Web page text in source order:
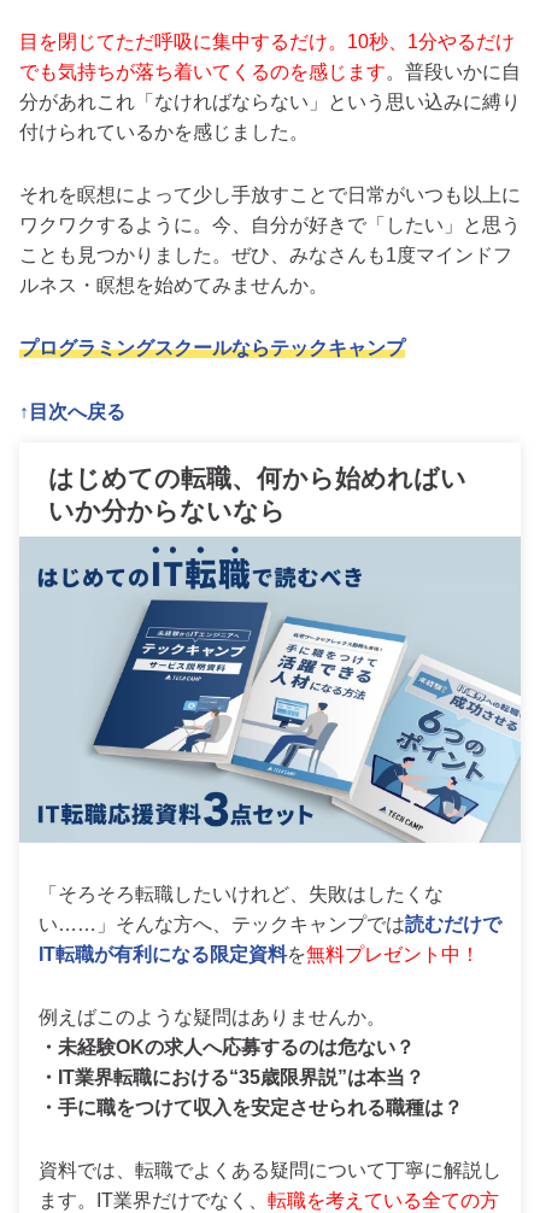
目を閉じてただ呼吸に集中するだけ。10秒、1分やるだけ
でも気持ちが落ち着いてくるのを感じます。普段いかに自
分があれこれ「なければならない」という思い込みに縛り
付けられているかを感じました。
それを瞑想によって少し手放すことで日常がいつも以上に
ワクワクするように。今、自分が好きで「したい」と思う
ことも見つかりました。ぜひ、みなさんも1度マインドフ
ルネス・瞑想を始めてみませんか。
プログラミングスクールならテックキャンプ
↑目次へ戻る
はじめての転職、何から始めればい
いか分からないなら
「そろそろ転職したいけれど、失敗はしたくな
い……」そんな方へ、テックキャンプでは読むだけで
IT転職が有利になる限定資料を無料プレゼント中！
例えばこのような疑問はありませんか。
・未経験OKの求人へ応募するのは危ない？
・IT業界転職における“35歳限界説”は本当？
・手に職をつけて収入を安定させられる職種は？
資料では、転職でよくある疑問について丁寧に解説し
ます。IT業界だけでなく、 転職を考えている全ての方